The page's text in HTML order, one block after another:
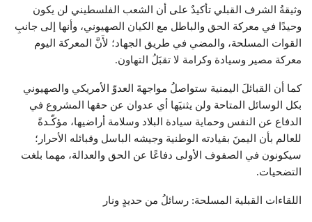
وثيقةُ الشرف القبلي تأكيدٌ على أن الشعب الفلسطيني لن يكون
وحيدًا في معركة الحق والباطل مع الكيان الصهيوني، وأنها إلى جانبِ
القوات المسلحة، والمضي في طريق الجهاد؛ لأَنَّ المعركة اليوم
معركة مصير وسيادة وكرامة لا تقبَلُ التهاون.
كما أن القبائلَ اليمنية ستواصلُ مواجهةَ العدوّ الأمريكي والصهيوني
بكل الوسائل المتاحة ولن يثنيَها أي عدوان عن حقها المشروع في
الدفاع عن النفس وحماية سيادة البلاد وسلامة أراضيها، مؤكّـدةً
للعالم بأن اليمنَ بقيادته الوطنية وجيشه الباسل وقبائله الأحرار؛
سيكونون في الصفوف الأولى دفاعًا عن الحق والعدالة، مهما بلغت
التضحيات.
اللقاءات القبلية المسلحة: رسائلُ من حديدٍ ونار